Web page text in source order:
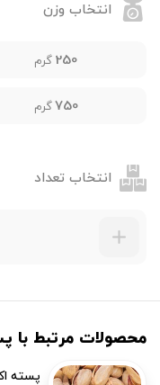
انتخاب وزن
250 گرم
750گرم
انتخاب تعداد
محصولات مرتبط با
پسته